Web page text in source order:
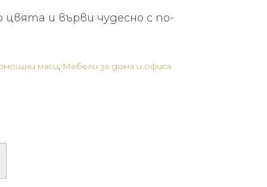
цвята и върви чудесно с по-
маси, Мебели за дома и офиса